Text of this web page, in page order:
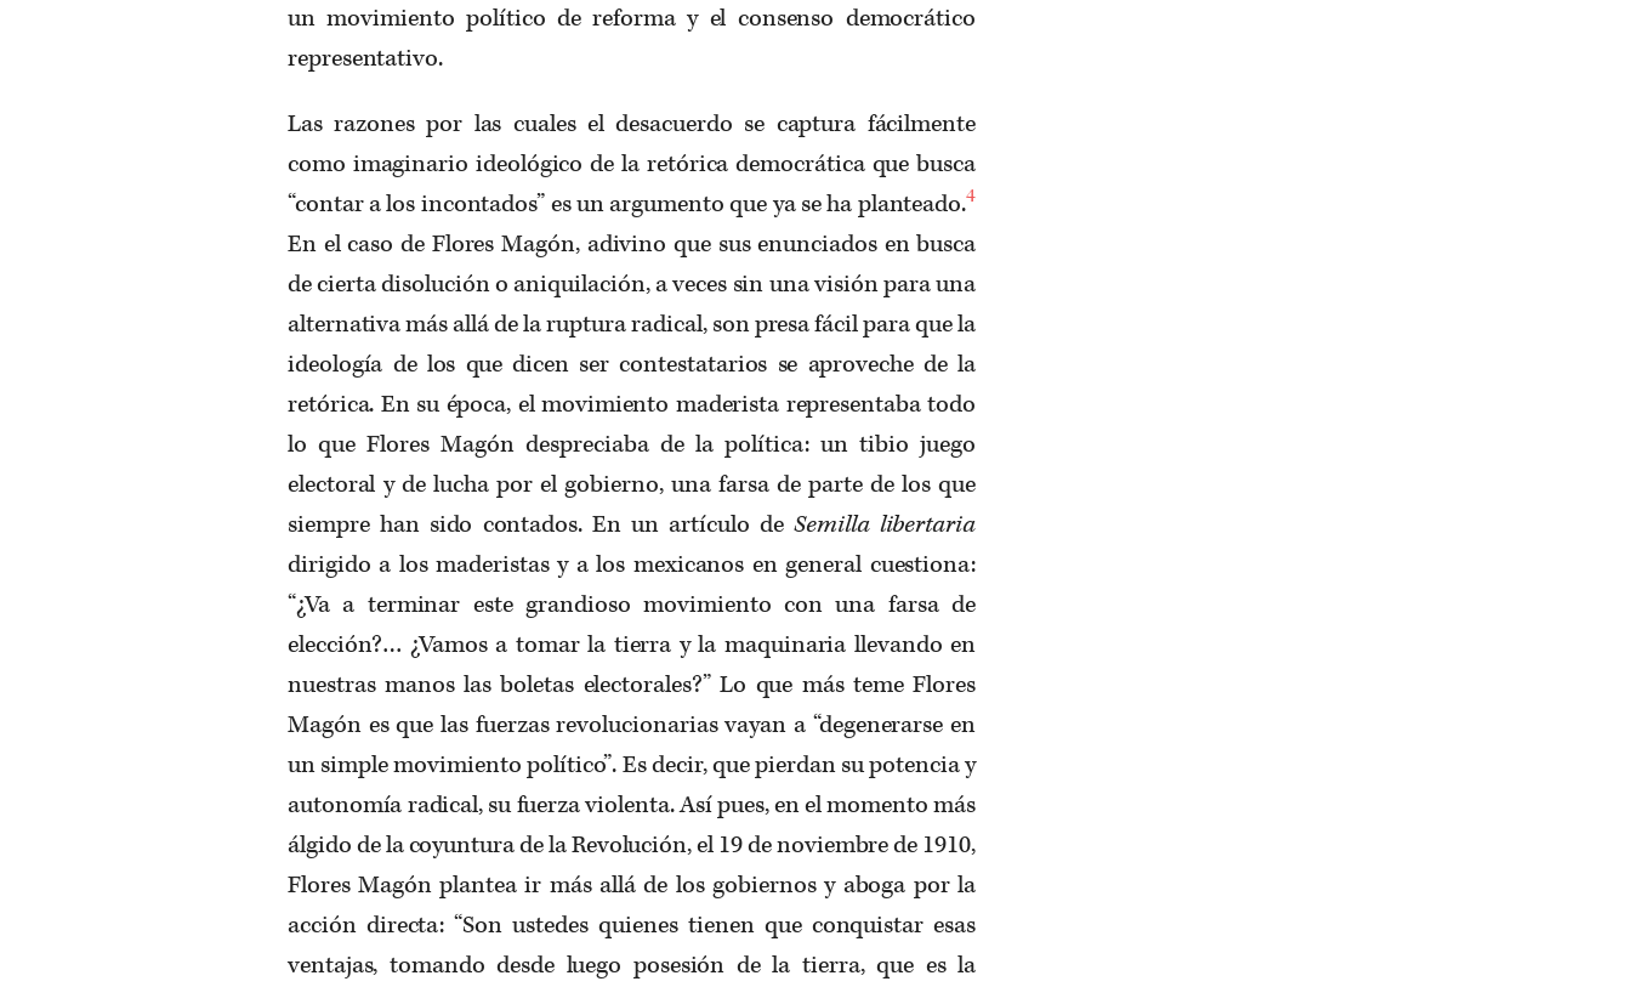
un movimiento político de reforma y el consenso democrático
representativo.
Las razones por las cuales el desacuerdo se captura fácilmente
como imaginario ideológico de la retórica democrática que busca
“contar a los incontados” es un argumento que ya se ha planteado.4
En el caso de Flores Magón, adivino que sus enunciados en busca
de cierta disolución o aniquilación, a veces sin una visión para una
alternativa más allá de la ruptura radical, son presa fácil para que la
ideología de los que dicen ser contestatarios se aproveche de la
retórica. En su época, el movimiento maderista representaba todo
lo que Flores Magón despreciaba de la política: un tibio juego
electoral y de lucha por el gobierno, una farsa de parte de los que
siempre han sido contados. En un artículo de Semilla libertaria
dirigido a los maderistas y a los mexicanos en general cuestiona:
“¿Va a terminar este grandioso movimiento con una farsa de
elección?… ¿Vamos a tomar la tierra y la maquinaria llevando en
nuestras manos las boletas electorales?” Lo que más teme Flores
Magón es que las fuerzas revolucionarias vayan a “degenerarse en
un simple movimiento político”. Es decir, que pierdan su potencia y
autonomía radical, su fuerza violenta. Así pues, en el momento más
álgido de la coyuntura de la Revolución, el 19 de noviembre de 1910,
Flores Magón plantea ir más allá de los gobiernos y aboga por la
acción directa: “Son ustedes quienes tienen que conquistar esas
ventajas, tomando desde luego posesión de la tierra, que es la